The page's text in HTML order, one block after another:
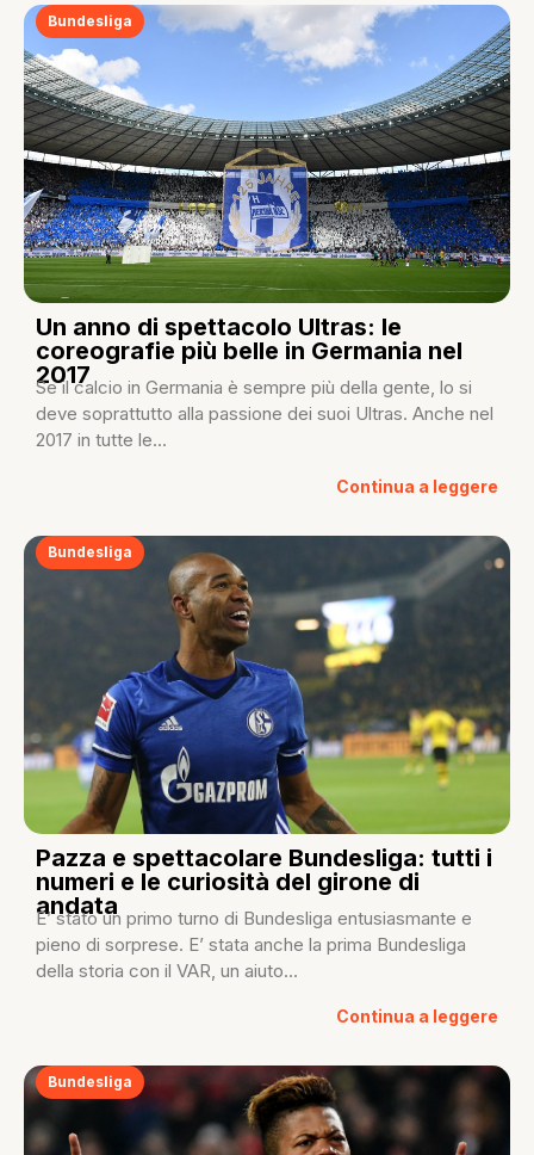
Bundesliga
Un anno di spettacolo Ultras: le
coreografie più belle in Germania nel
2017
Se il calcio in Germania è sempre più della gente, lo si
deve soprattutto alla passione dei suoi Ultras. Anche nel
2017 in tutte le...
Continua a leggere
Bundesliga
Pazza e spettacolare Bundesliga: tutti i
numeri e le curiosità del girone di
andata
E’ stato un primo turno di Bundesliga entusiasmante e
pieno di sorprese. E’ stata anche la prima Bundesliga
della storia con il VAR, un aiuto...
Continua a leggere
Bundesliga